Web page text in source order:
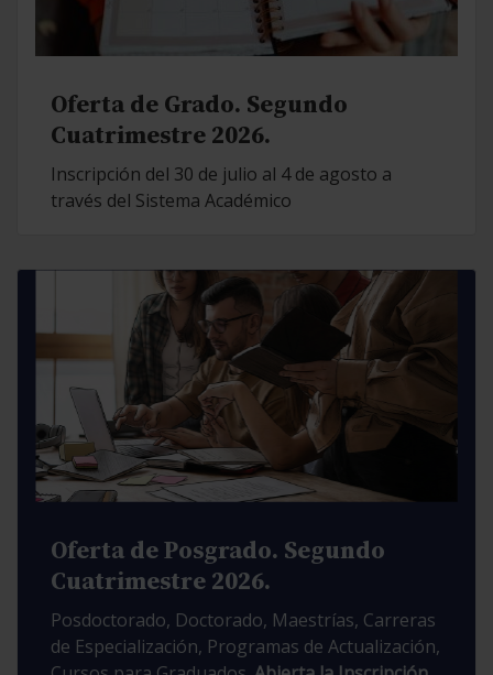
Oferta de Grado. Segundo
Cuatrimestre 2026.
Inscripción del 30 de julio al 4 de agosto a
través del Sistema Académico
Oferta de Posgrado. Segundo
Cuatrimestre 2026.
Posdoctorado, Doctorado, Maestrías, Carreras
de Especialización, Programas de Actualización,